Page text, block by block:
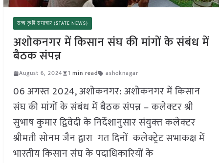
राज्य कृषि समाचार (STATE NEWS)
अशोकनगर में किसान संघ की मांगों के संबंध में
बैठक संपन्न
August 6, 2024 1 min read ashoknagar
06 अगस्त 2024, अशोकनगर: अशोकनगर में किसान
संघ की मांगों के संबंध में बैठक संपन्न – कलेक्‍टर श्री
सुभाष कुमार द्विवेदी के निर्देशानुसार संयुक्‍त कलेक्‍टर
श्रीमती सोनम जैन द्वारा गत दिनों कलेक्ट्रेट सभाकक्ष में
भारतीय किसान संघ के पदाधिकारियों के